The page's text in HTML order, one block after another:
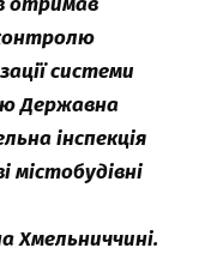
системи
Державна
інспекція
містобудівні
Хмельниччині.